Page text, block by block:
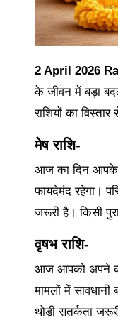
2 April 2026
के जीवन में बड़ा
राशियों का
मेष राशि-
आज का दिन आपके
फायदेमंद रहेगा।
जरूरी है। किसी
वृषभ राशि-
आज आपको अपने
मामलों में
थोड़ी सतर्कता